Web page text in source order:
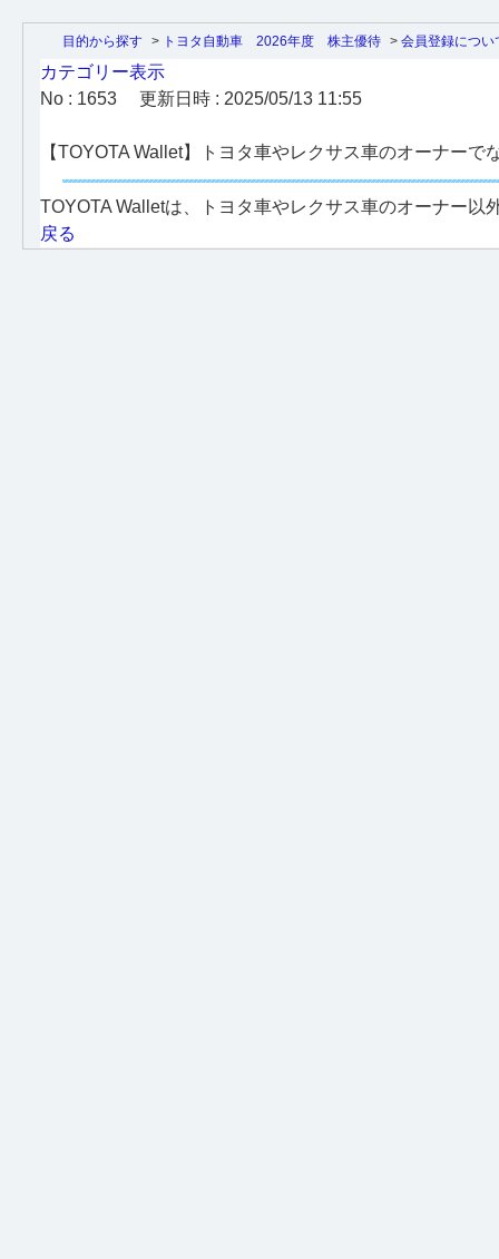
目的から探す > トヨタ自動車 2026年度 株主優待 > 会員登録につい
カテゴリー表示
No : 1653
更新日時 : 2025/05/13 11:55
【TOYOTA Wallet】トヨタ車やレクサス車のオーナーで
TOYOTA Walletは、トヨタ車やレクサス車のオーナー以
戻る